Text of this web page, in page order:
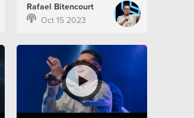
Rafael Bitencourt
Oct 15 2023